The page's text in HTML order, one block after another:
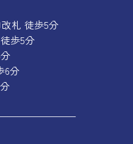
札 徒歩5分
歩5分
6分